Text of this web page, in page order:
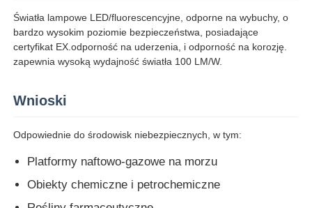
Dom
Światła lampowe LED/fluorescencyjne, odporne na wybuchy, o
bardzo wysokim poziomie bezpieczeństwa, posiadające
certyfikat EX.odporność na uderzenia, i odporność na korozję.
zapewnia wysoką wydajność światła 100 LM/W.
Wnioski
Odpowiednie do środowisk niebezpiecznych, w tym:
Platformy naftowo-gazowe na morzu
Obiekty chemiczne i petrochemiczne